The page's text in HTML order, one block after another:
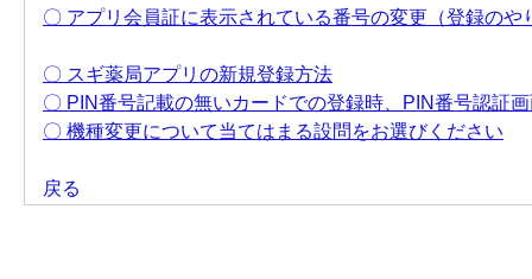
〇 アプリ会員証に表示されている番号の変更（登録のや
〇 スギ薬局アプリの新規登録方法
〇 PIN番号記載の無いカードでの登録時、PIN番号認証
〇 機種変更について当てはまる設問をお選びください
戻る